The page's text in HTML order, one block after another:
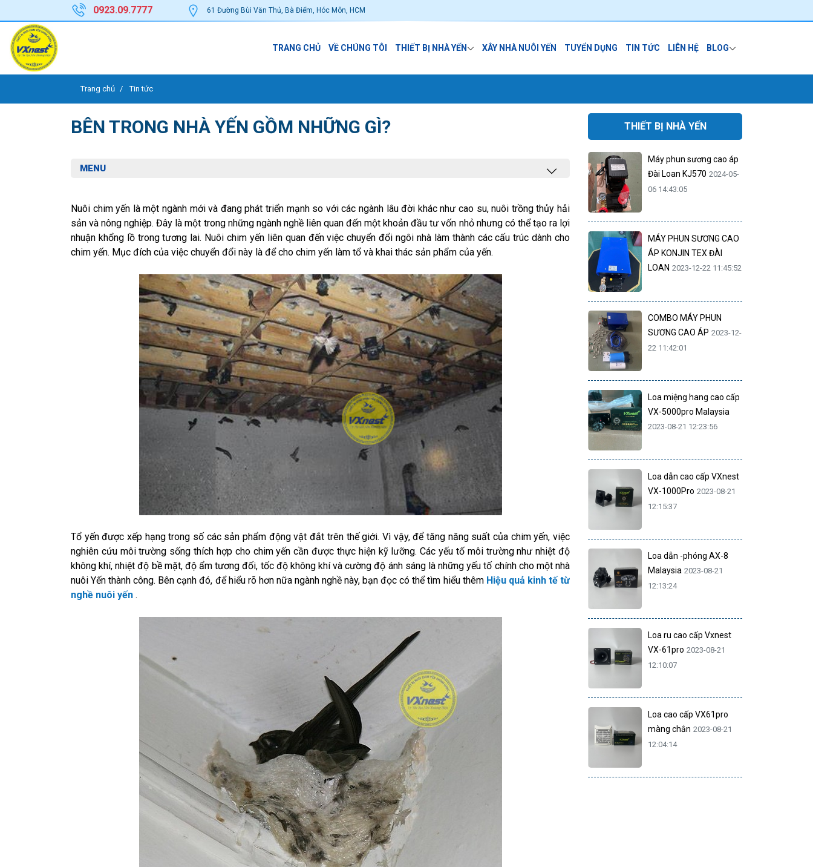
0923.09.7777 61 Đường Bùi Văn Thủ, Bà Điểm, Hóc Môn, HCM
TRANG CHỦ VỀ CHÚNG TÔI THIẾT BỊ NHÀ YẾN XÂY NHÀ NUÔI YẾN TUYỂN DỤNG TIN TỨC LIÊN HỆ BLOG
Trang chủ Tin tức
BÊN TRONG NHÀ YẾN GỒM NHỮNG GÌ?
MENU
Nuôi chim yến là một ngành mới và đang phát triển mạnh so với các ngành lâu đời khác như cao su, nuôi trồng thủy hải
sản và nông nghiệp. Đây là một trong những ngành nghề liên quan đến một khoản đầu tư vốn nhỏ nhưng có thể tạo ra lợi
nhuận khổng lồ trong tương lai. Nuôi chim yến liên quan đến việc chuyển đổi ngôi nhà làm thành các cấu trúc dành cho
chim yến. Mục đích của việc chuyển đổi này là để cho chim yến làm tổ và khai thác sản phẩm của yến.
Tổ yến được xếp hạng trong số các sản phẩm động vật đắt trên thế giới. Vì vậy, để tăng năng suất của chim yến, việc
nghiên cứu môi trường sống thích hợp cho chim yến cần được thực hiện kỹ lưỡng. Các yếu tố môi trường như nhiệt độ
không khí, nhiệt độ bề mặt, độ ẩm tương đối, tốc độ không khí và cường độ ánh sáng là những yếu tố chính cho một nhà
nuôi Yến thành công. Bên cạnh đó, để hiểu rõ hơn nữa ngành nghề này, bạn đọc có thể tìm hiểu thêm Hiệu quả kinh tế từ
nghề nuôi yến .
THIẾT BỊ NHÀ YẾN
Máy phun sương cao áp
Đài Loan KJ570 2024-05-
06 14:43:05
MÁY PHUN SƯƠNG CAO
ÁP KONJIN TEX ĐÀI
LOAN 2023-12-22 11:45:52
COMBO MÁY PHUN
SƯƠNG CAO ÁP 2023-12-
22 11:42:01
Loa miệng hang cao cấp
VX-5000pro Malaysia
2023-08-21 12:23:56
Loa dẫn cao cấp VXnest
VX-1000Pro 2023-08-21
12:15:37
Loa dẫn -phóng AX-8
Malaysia 2023-08-21
12:13:24
Loa ru cao cấp Vxnest
VX-61pro 2023-08-21
12:10:07
Loa cao cấp VX61pro
màng chắn 2023-08-21
12:04:14